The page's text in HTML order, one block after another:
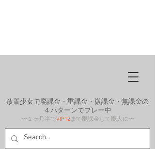
放置少女で廃課金・重課金・微課金・無課金の
４パターンでプレー中
〜１ヶ月半でVIP12まで廃課金して廃人に〜